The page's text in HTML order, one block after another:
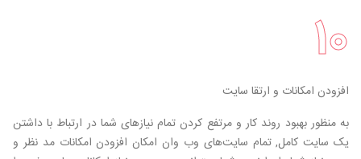
۱۰
افزودن امکانات و ارتقا سایت
به منظور بهبود روند کار و مرتفع کردن تمام نیازهای شما در ارتباط با داشتن
یک سایت کامل, تمام سایت‌های وب وان امکان افزودن امکانات مد نظر و